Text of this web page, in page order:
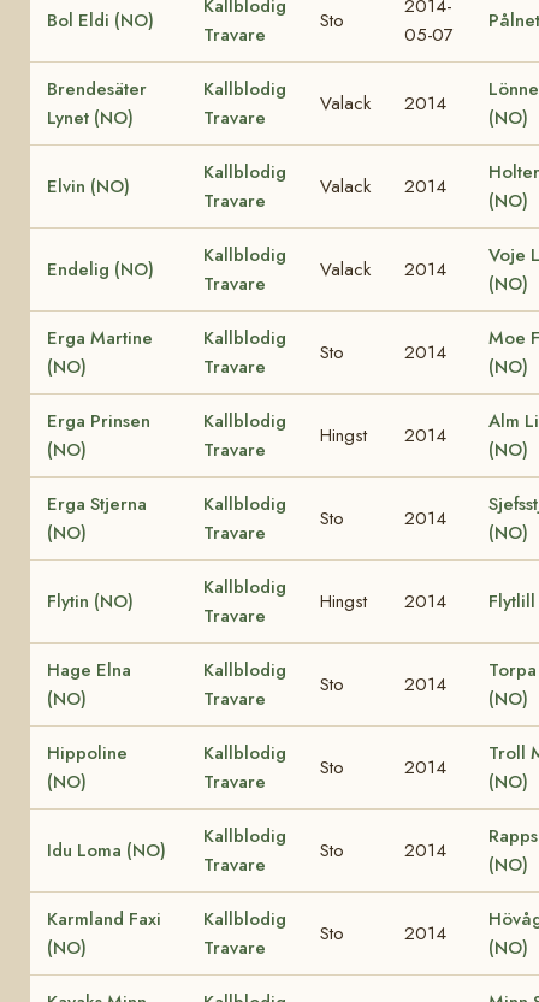
Bol Eldi (NO)
Kallblodig
Travare
Sto
2014-
05-07
Brendesäter
Lynet (NO)
Kallblodig
Travare
Valack 2014
(NO)
Elvin (NO)
Kallblodig
Travare
Valack 2014
(NO)
Endelig (NO)
Kallblodig
Travare
Valack 2014
Voje
(NO)
Erga Martine
(NO)
Kallblodig
Travare
Sto 2014
Moe
(NO)
Erga Prinsen
(NO)
Kallblodig
Travare
Hingst 2014
Alm
(NO)
Erga Stjerna
(NO)
Kallblodig
Travare
Sto 2014
(NO)
Flytin (NO)
Kallblodig
Travare
Hingst 2014
Hage Elna
(NO)
Kallblodig
Travare
Sto 2014
(NO)
Hippoline
(NO)
Kallblodig
Travare
Sto 2014
Troll
(NO)
Idu Loma (NO)
Kallblodig
Travare
Sto 2014
(NO)
Karmland Faxi
(NO)
Kallblodig
Travare
Sto 2014
(NO)